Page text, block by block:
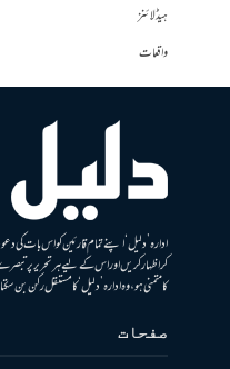
ہیڈلائنز
واقعات
ادارہ ’دلیل‘ اپنے تمام قارئین کو اس بات کی
کر اظہار کریں اور اس کے لیے ہر تحریر پر
کا متمنی ہو، وہ ادارہ ’دلیل‘ کا مستقل رکن
صفحات